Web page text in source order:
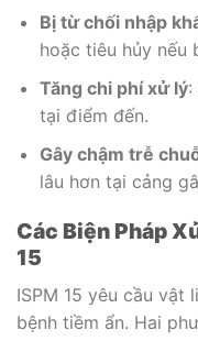
Bị từ chối nhập
hoặc tiêu hủy nếu
Tăng chi phí xử lý:
tại điểm đến.
Gây chậm trễ
lâu hơn tại cảng
Các Biện Pháp
15
ISPM 15 yêu cầu
bệnh tiềm ẩn. Hai